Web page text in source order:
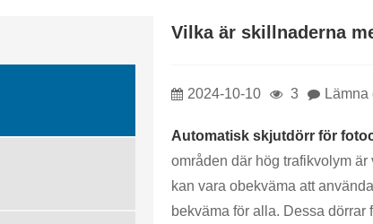
Vilka är skillnaderna
2024-10-10 3 Lämna
Automatisk skjutdörr för
områden där hög trafikvolym
kan vara obekväma att
bekväma för alla. Dessa